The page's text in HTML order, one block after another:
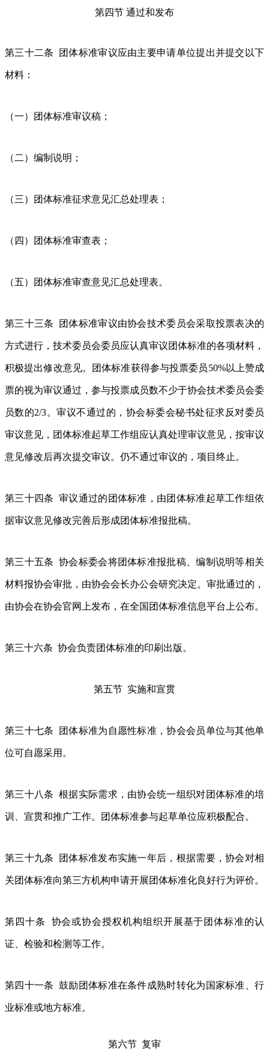
第四节 通过和发布
第三十二条 团体标准审议应由主要申请单位提出并提交以下
材料：
（一）团体标准审议稿；
（二）编制说明；
（三）团体标准征求意见汇总处理表；
（四）团体标准审查表；
（五）团体标准审查意见汇总处理表。
第三十三条 团体标准审议由协会技术委员会采取投票表决的
方式进行，技术委员会委员应认真审议团体标准的各项材料，
积极提出修改意见。团体标准获得参与投票委员50%以上赞成
票的视为审议通过，参与投票成员数不少于协会技术委员会委
员数的2/3。审议不通过的，协会标委会秘书处征求反对委员
审议意见，团体标准起草工作组应认真处理审议意见，按审议
意见修改后再次提交审议。仍不通过审议的，项目终止。
第三十四条 审议通过的团体标准，由团体标准起草工作组依
据审议意见修改完善后形成团体标准报批稿。
第三十五条 协会标委会将团体标准报批稿、编制说明等相关
材料报协会审批，由协会会长办公会研究决定。审批通过的，
由协会在协会官网上发布，在全国团体标准信息平台上公布。
第三十六条 协会负责团体标准的印刷出版。
第五节 实施和宣贯
第三十七条 团体标准为自愿性标准，协会会员单位与其他单
位可自愿采用。
第三十八条 根据实际需求，由协会统一组织对团体标准的培
训、宣贯和推广工作。团体标准参与起草单位应积极配合。
第三十九条 团体标准发布实施一年后，根据需要，协会对相
关团体标准向第三方机构申请开展团体标准化良好行为评价。
第四十条 协会或协会授权机构组织开展基于团体标准的认
证、检验和检测等工作。
第四十一条 鼓励团体标准在条件成熟时转化为国家标准、行
业标准或地方标准。
第六节 复审